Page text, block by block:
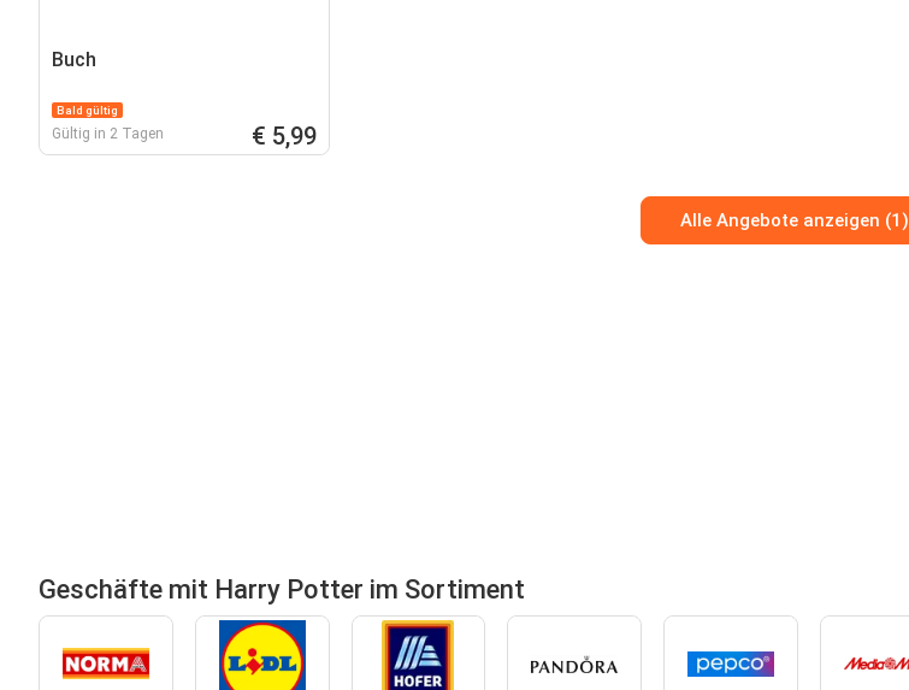
Buch
Bald gültig
Gültig in 2 Tagen € 5,99
Alle Angebote anzeigen (1)
Geschäfte mit Harry Potter im Sortiment